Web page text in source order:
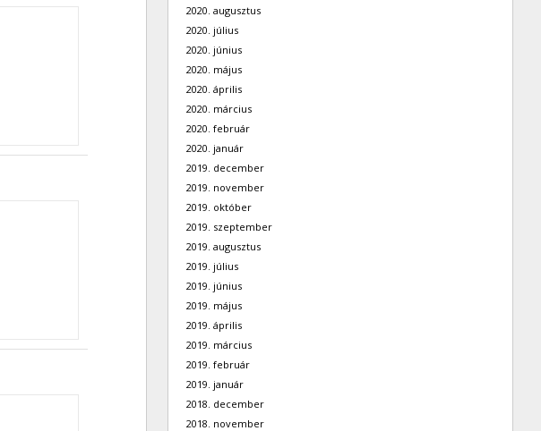
2020. augusztus
2020. július
2020. június
2020. május
2020. április
2020. március
2020. február
2020. január
2019. december
2019. november
2019. október
2019. szeptember
2019. augusztus
2019. július
2019. június
2019. május
2019. április
2019. március
2019. február
2019. január
2018. december
2018. november